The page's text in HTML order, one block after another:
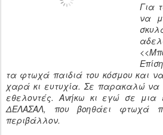
Για
να
τα φτωχά παιδιά του κόσμου και
χαρά κι ευτυχία. Σε παρακαλώ να
εθελοντές. Ανήκω κι εγώ σε μια
ΔΕΛΑΣΑΛ, που βοηθάει φτωχά
περιβάλλον.